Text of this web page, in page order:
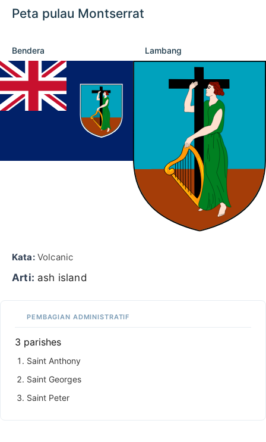
Peta pulau Montserrat
Bendera Lambang
Kata:Volcanic
Arti: ash island
PEMBAGIAN ADMINISTRATIF
3 parishes
Saint Anthony
Saint Georges
Saint Peter